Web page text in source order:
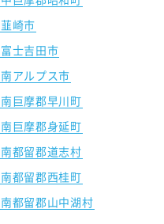
韮崎市
富士吉田市
南アルプス市
南巨摩郡早川町
南巨摩郡身延町
南都留郡道志村
南都留郡西桂町
南都留郡山中湖村